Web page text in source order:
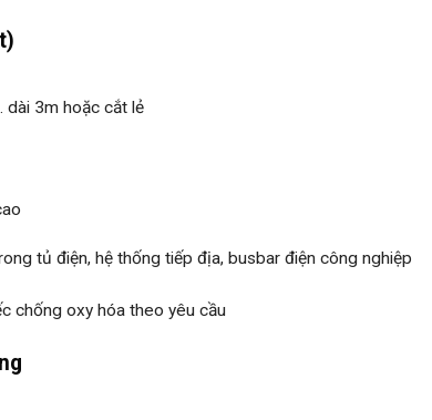
3m hoặc cắt lẻ
tủ điện, hệ thống tiếp địa, busbar điện công nghiệp
chống oxy hóa theo yêu cầu